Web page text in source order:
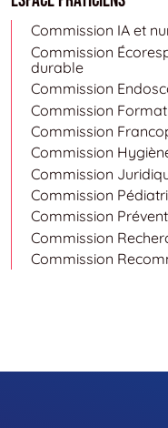
Commission IA et
Commission
durable
Commission
Commission
Commission
Commission
Commission
Commission
Commission
Commission
Commission